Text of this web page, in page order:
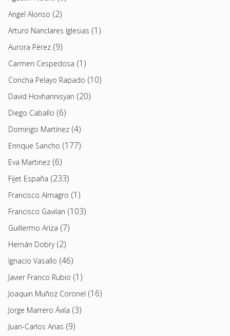
Angel Alonso (2)
Arturo Nanclares Iglesias (1)
Aurora Pérez (9)
Carmen Cespedosa (1)
Concha Pelayo Rapado (10)
David Hovhannisyan (20)
Diego Caballo (6)
Domingo Martínez (4)
Enrique Sancho (177)
Eva Martinez (6)
Fijet España (233)
Francisco Almagro (1)
Francisco Gavilan (103)
Guillermo Ariza (7)
Hernán Dobry(2)
Ignacio Vasallo (46)
Javier Franco Rubio (1)
Joaquin Muñoz Coronel (16)
Jorge Marrero Ávila (3)
Juan-Carlos Arias (9)